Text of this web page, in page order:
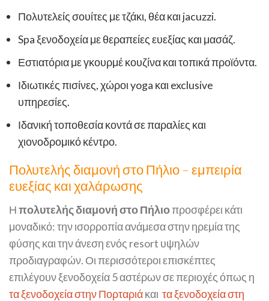
Πολυτελείς σουίτες με τζάκι, θέα και jacuzzi.
Spa ξενοδοχεία με θεραπείες ευεξίας και μασάζ.
Εστιατόρια με γκουρμέ κουζίνα και τοπικά προϊόντα.
Ιδιωτικές πισίνες, χώροι yoga και exclusive
υπηρεσίες.
Ιδανική τοποθεσία κοντά σε παραλίες και
χιονοδρομικό κέντρο.
Πολυτελής διαμονή στο Πήλιο – εμπειρία
ευεξίας και χαλάρωσης
Ηπολυτελής διαμονή στο Πήλιοπροσφέρει κάτι
μοναδικό: την ισορροπία ανάμεσα στην ηρεμία της
φύσης και την άνεση ενός resort υψηλών
προδιαγραφών. Οι περισσότεροι επισκέπτες
επιλέγουν ξενοδοχεία 5 αστέρων σε περιοχές όπως η
τα ξενοδοχεία στην Πορταριάκαι τα ξενοδοχεία στη